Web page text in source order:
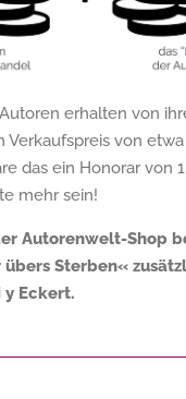
erhalten von
von etwa
das ein Honorar von
mehr sein!
Autorenwelt-Shop
Sterben«
y Eckert.